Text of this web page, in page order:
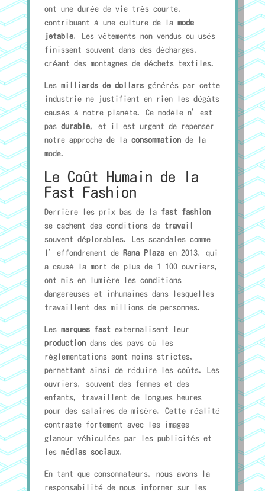
ont une durée de vie très courte,
contribuant à une culture de la mode
jetable. Les vêtements non vendus ou usés
finissent souvent dans des décharges,
créant des montagnes de déchets textiles.
Les milliards de dollarsgénérés par cette
industrie ne justifient en rien les dégâts
causés à notre planète. Ce modèle n’est
pas durable, et il est urgent de repenser
notre approche de la consommationde la
mode.
Le Coût Humain de la
Fast Fashion
Derrière les prix bas de la fast fashion
se cachent des conditions de travail
souvent déplorables. Les scandales comme
l’effondrement de
Rana Plazaen 2013, qui
a causé la mort de plus de 1 100 ouvriers,
ont mis en lumière les conditions
dangereuses et inhumaines dans lesquelles
travaillent des millions de personnes.
Les marques fastexternalisent leur
productiondans des pays où les
réglementations sont moins strictes,
permettant ainsi de réduire les coûts. Les
ouvriers, souvent des femmes et des
enfants, travaillent de longues heures
pour des salaires de misère. Cette réalité
contraste fortement avec les images
glamour véhiculées par les publicités et
les médias sociaux.
En tant que consommateurs, nous avons la
responsabilité de nous informer sur les